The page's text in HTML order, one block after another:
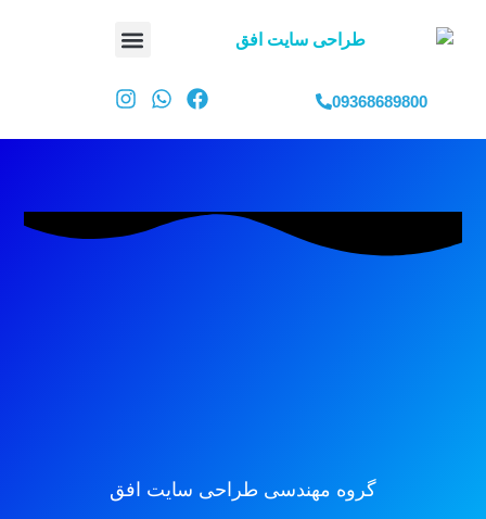
09368689800
گروه مهندسی طراحی سایت افق